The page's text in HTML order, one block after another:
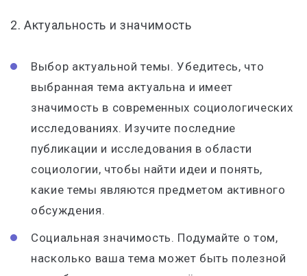
2. Актуальность и значимость
Выбор актуальной темы. Убедитесь, что
выбранная тема актуальна и имеет
значимость в современных социологических
исследованиях. Изучите последние
публикации и исследования в области
социологии, чтобы найти идеи и понять,
какие темы являются предметом активного
обсуждения.
Социальная значимость. Подумайте о том,
насколько ваша тема может быть полезной